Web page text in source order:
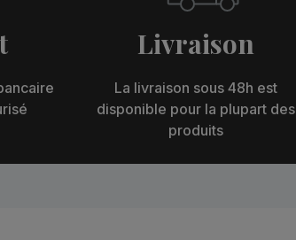
Livraison
La livraison sous 48h est
disponible pour la plupart des
produits